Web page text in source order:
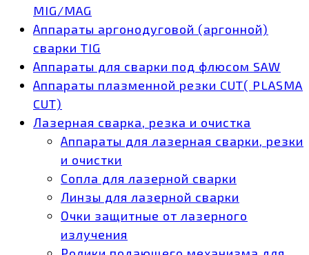
MIG/MAG
Аппараты аргонодуговой (аргонной)
сварки TIG
Аппараты для сварки под флюсом SAW
Аппараты плазменной резки CUT( PLASMA
CUT)
Лазерная сварка, резка и очистка
Аппараты для лазерная сварки, резки
и очистки
Сопла для лазерной сварки
Линзы для лазерной сварки
Очки защитные от лазерного
излучения